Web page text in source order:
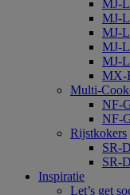
MJ-
MJ-
MJ-
MJ-
MJ-
MX-
Multi-
NF-
NF-
Rijstkokers
SR-
SR-
Inspiratie
Let’s get